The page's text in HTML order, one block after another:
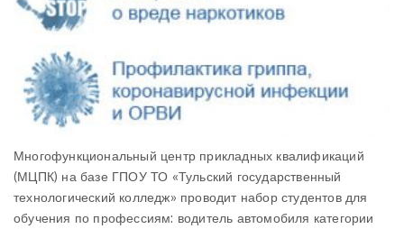
Многофункциональный центр прикладных квалификаций
(МЦПК) на базе ГПОУ ТО «Тульский государственный
технологический колледж» проводит набор студентов для
обучения по профессиям: водитель автомобиля категории